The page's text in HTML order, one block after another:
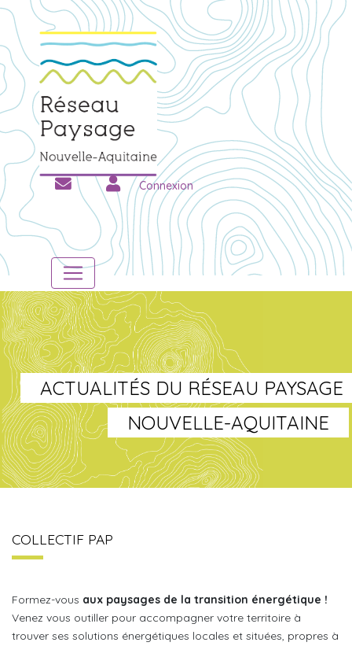
Connexion
ACTUALITÉS DU RÉSEAU PAYSAGE
NOUVELLE-AQUITAINE
COLLECTIF PAP
Formez-vous aux paysages de la transition énergétique !
Venez vous outiller pour accompagner votre territoire à
trouver ses solutions énergétiques locales et situées, propres à